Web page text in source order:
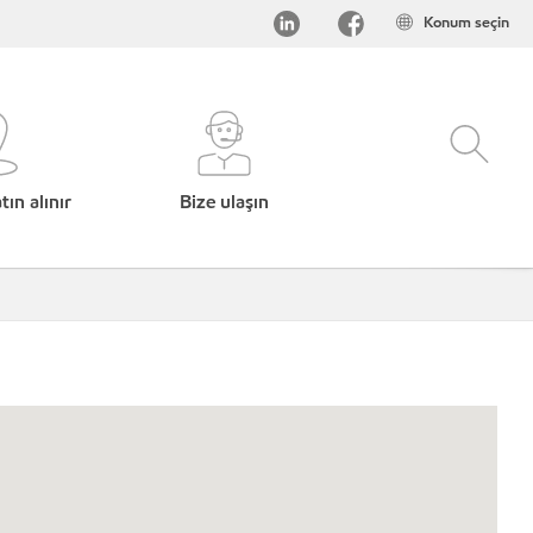
Konum seçin
alınır Bize ulaşın